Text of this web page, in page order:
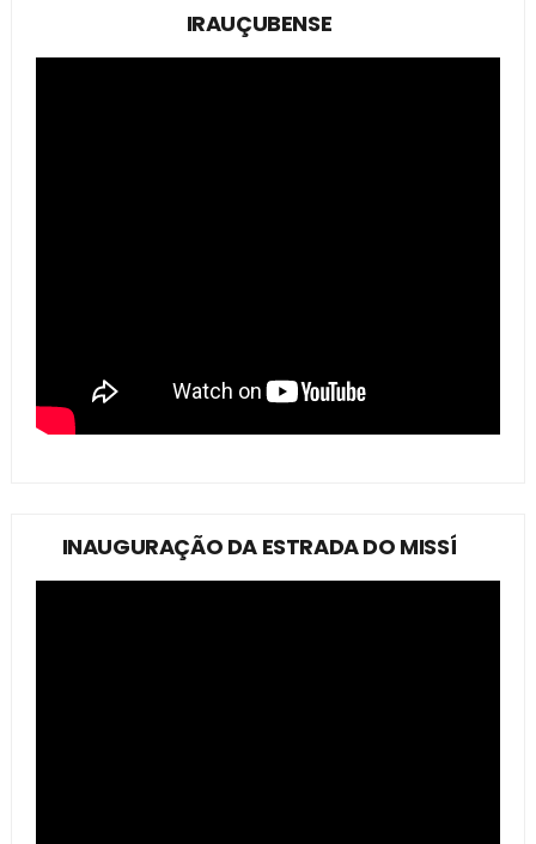
IRAUÇUBENSE
INAUGURAÇÃO DA ESTRADA DO MISSÍ